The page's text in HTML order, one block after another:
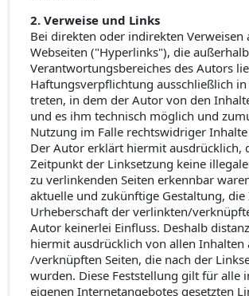
2. Verweise und Links
Bei direkten oder indirekten Verweisen
Webseiten ("Hyperlinks"), die
Verantwortungsbereiches des Autors
Haftungsverpflichtung ausschließlich
treten, in dem der Autor von den
und es ihm technisch möglich und
Nutzung im Falle rechtswidriger
Der Autor erklärt hiermit ausdrücklich,
Zeitpunkt der Linksetzung keine
zu verlinkenden Seiten erkennbar
aktuelle und zukünftige Gestaltung,
Urheberschaft der verlinkten/
Autor keinerlei Einfluss. Deshalb
hiermit ausdrücklich von allen Inhalten
/verknüpften Seiten, die nach der
wurden. Diese Feststellung gilt für alle
eigenen Internetangebotes gesetzten